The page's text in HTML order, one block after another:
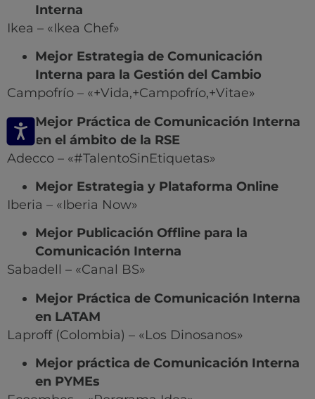
Interna
Ikea – «Ikea Chef»
Mejor Estrategia de Comunicación
Interna para la Gestión del Cambio
Campofrío – «+Vida,+Campofrío,+Vitae»
Mejor Práctica de Comunicación Interna
en el ámbito de la RSE
Adecco – «#TalentoSinEtiquetas»
Mejor Estrategia y Plataforma Online
Iberia – «Iberia Now»
Mejor Publicación Offline para la
Comunicación Interna
Sabadell – «Canal BS»
Mejor Práctica de Comunicación Interna
en LATAM
Laproff (Colombia) – «Los Dinosanos»
Mejor práctica de Comunicación Interna
en PYMEs